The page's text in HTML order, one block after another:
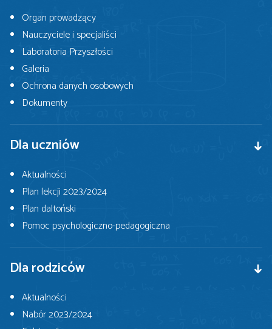
Organ prowadzący
Nauczyciele i specjaliści
Laboratoria Przyszłości
Galeria
Ochrona danych osobowych
Dokumenty
Dla uczniów
Aktualności
Plan lekcji 2023/2024
Plan daltoński
Pomoc psychologiczno-pedagogiczna
Dla rodziców
Aktualności
Nabór 2023/2024